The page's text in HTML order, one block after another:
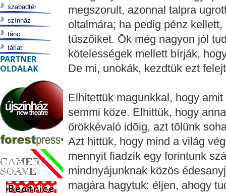
megszorult, azonnal talpra
oltalmára; ha pedig pénz
tüszõiket. Õk még nagyon jól
kötelességek mellett bírják,
De mi, unokák, kezdtük ezt
Elhitettük magunkkal, hogy
semmi köze. Elhittük, hogy
örökkévaló idõig, azt tõlünk
Azt hittük, hogy mind a világ
mennyit fiadzik egy forintunk
mindnyájunknak közös
magára hagytuk: éljen, ahogy
szabadtér
színház
tánc
tárlat
PARTNER
OLDALAK